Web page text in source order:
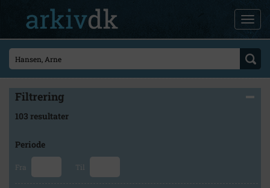
Filtrering
103 resultater
Periode
Fra Til